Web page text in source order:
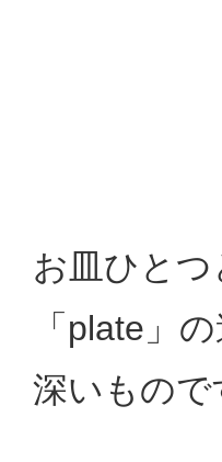
お皿ひと
「plate」
深いもので